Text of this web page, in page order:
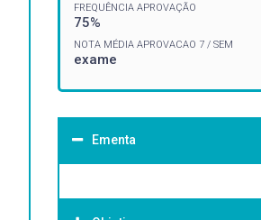
FREQUÊNCIA APROVAÇÃO
75%
NOTA MÉDIA APROVACAO 7 / SEM
exame
Ementa